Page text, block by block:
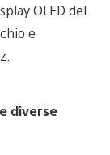
OLED del
e
diverse